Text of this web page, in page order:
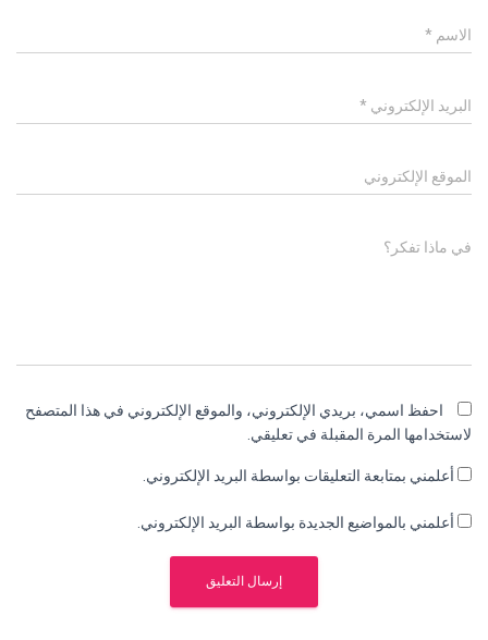
الاسم *
البريد الإلكتروني *
الموقع الإلكتروني
في ماذا تفكر؟
احفظ اسمي، بريدي الإلكتروني، والموقع الإلكتروني في هذا المتصفح
لاستخدامها المرة المقبلة في تعليقي.
أعلمني بمتابعة التعليقات بواسطة البريد الإلكتروني.
أعلمني بالمواضيع الجديدة بواسطة البريد الإلكتروني.